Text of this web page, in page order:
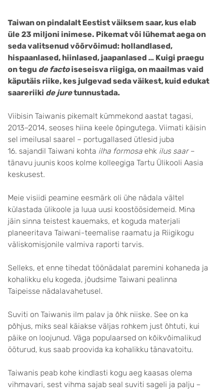
Taiwan on pindalalt Eestist väiksem saar, kus elab
üle 23 miljoni inimese. Pikemat või lühemat aega on
seda valitsenud võõrvõimud: hollandlased,
hispaanlased, hiinlased, jaapanlased … Kuigi praegu
on tegu de factoiseseisva riigiga, on maailmas vaid
käputäis riike, kes julgevad seda väikest, kuid edukat
saareriiki de juretunnustada.
Viibisin Taiwanis pikemalt kümmekond aastat tagasi,
2013–2014, seoses hiina keele õpingutega. Viimati käisin
sel imeilusal saarel – portugallased ütlesid juba
16. sajandil Taiwani kohta ilha formosa ehk ilus saar–
tänavu juunis koos kolme kolleegiga Tartu Ülikooli Aasia
keskusest.
Meie visiidi peamine eesmärk oli ühe nädala vältel
külastada ülikoole ja luua uusi koostöösidemeid. Mina
jäin sinna teistest kauemaks, et koguda materjali
planeeritava Taiwani-teemalise raamatu ja Riigikogu
väliskomisjonile valmiva raporti tarvis.
Selleks, et enne tihedat töönädalat paremini kohaneda ja
kohalikku elu kogeda, jõudsime Taiwani pealinna
Taipeisse nädalavahetusel.
Suviti on Taiwanis ilm palav ja õhk niiske. See on ka
põhjus, miks seal käiakse väljas rohkem just õhtuti, kui
päike on loojunud. Väga populaarsed on kõikvõimalikud
ööturud, kus saab proovida ka kohalikku tänavatoitu.
Taiwanis peab kohe kindlasti kogu aeg kaasas olema
vihmavari, sest vihma sajab seal suviti sageli ja palju –